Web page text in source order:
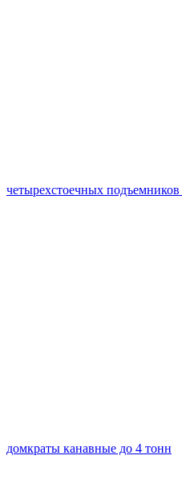
четырехстоечных подъемников
домкраты канавные до 4 тонн